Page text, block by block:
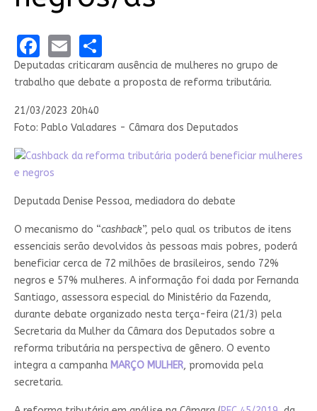
Facebook
EmailShare
Deputadas criticaram ausência de mulheres no grupo de
trabalho que debate a proposta de reforma tributária.
21/03/2023 20h40
Foto: Pablo Valadares - Câmara dos Deputados
Deputada Denise Pessoa, mediadora do debate
O mecanismo do “cashback”, pelo qual os tributos de itens
essenciais serão devolvidos às pessoas mais pobres, poderá
beneficiar cerca de 72 milhões de brasileiros, sendo 72%
negros e 57% mulheres. A informação foi dada por Fernanda
Santiago, assessora especial do Ministério da Fazenda,
durante debate organizado nesta terça-feira (21/3) pela
Secretaria da Mulher da Câmara dos Deputados sobre a
reforma tributária na perspectiva de gênero. O evento
integra a campanha MARÇO MULHER, promovida pela
secretaria.